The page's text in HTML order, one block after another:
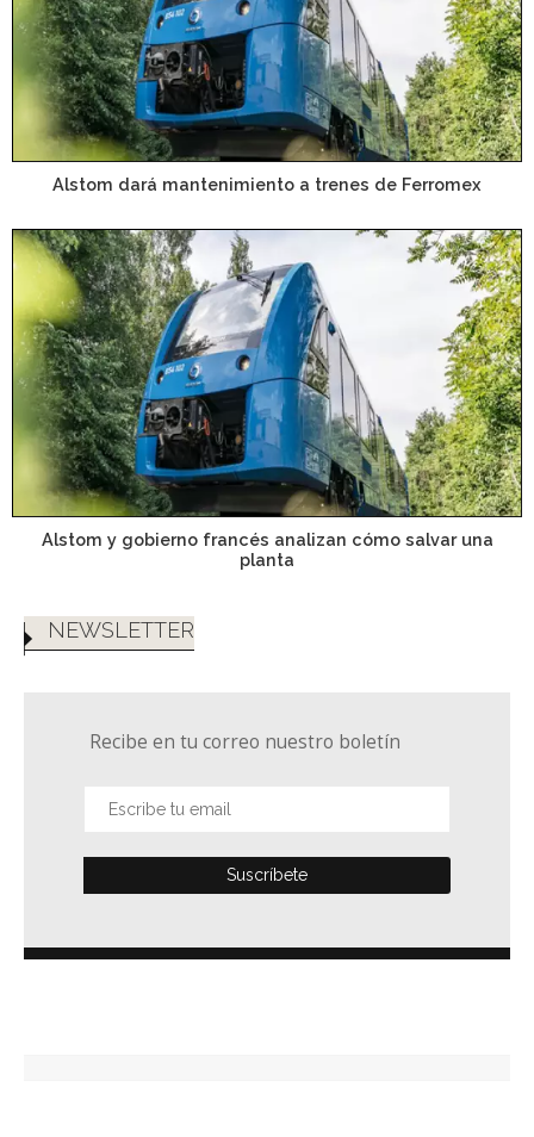
Alstom dará mantenimiento a trenes de Ferromex
Alstom y gobierno francés analizan cómo salvar una
planta
NEWSLETTER
Recibe en tu correo nuestro boletín